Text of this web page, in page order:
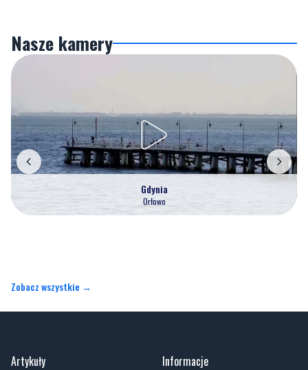
Nasze kamery
Gdynia
Orłowo
Zobacz wszystkie →
Artykuły Informacje